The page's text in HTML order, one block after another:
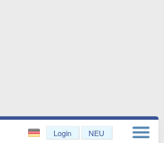
Login NEU